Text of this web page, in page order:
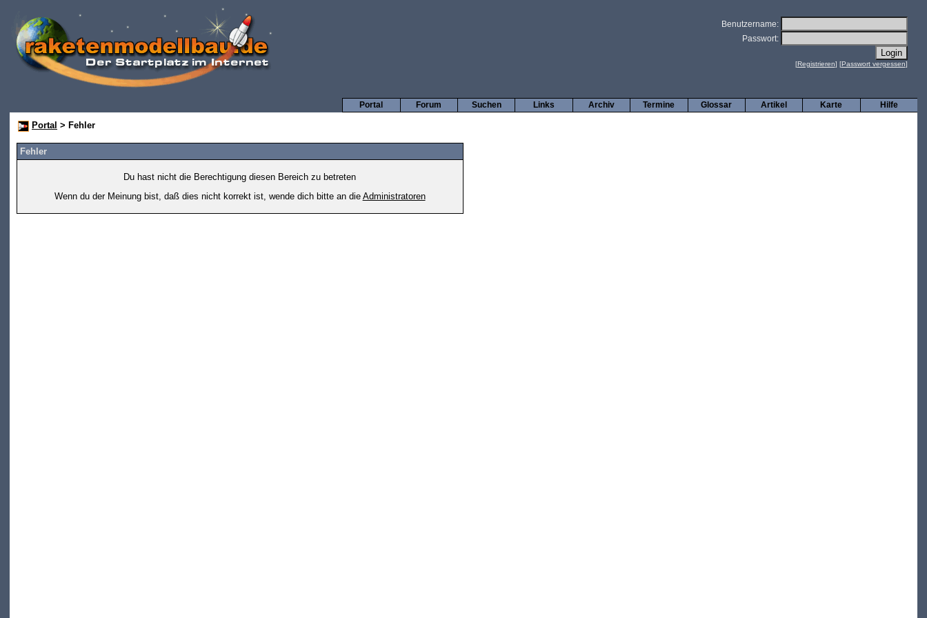
Benutzername:
Passwort:
[Registrieren] [Passwort vergessen]
Hilfe
Karte
Artikel
Glossar
Termine
Archiv
Links
Suchen
Forum
Portal
Portal > Fehler
Fehler
Du hast nicht die Berechtigung diesen Bereich zu betreten
Wenn du der Meinung bist, daß dies nicht korrekt ist, wende dich bitte an die Administratoren